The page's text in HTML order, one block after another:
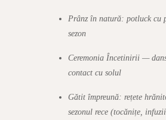
Prânz în natură: potluck cu
sezon
Ceremonia Încetinirii —
contact cu solul
Gătit împreună: rețete
sezonul rece (tocănițe,